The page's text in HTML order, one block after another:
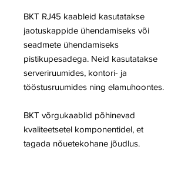
BKT RJ45 kaableid kasutatakse
jaotuskappide ühendamiseks või
seadmete ühendamiseks
pistikupesadega. Neid kasutatakse
serveriruumides, kontori- ja
tööstusruumides ning elamuhoontes.
BKT võrgukaablid põhinevad
kvaliteetsetel komponentidel, et
tagada nõuetekohane jõudlus.